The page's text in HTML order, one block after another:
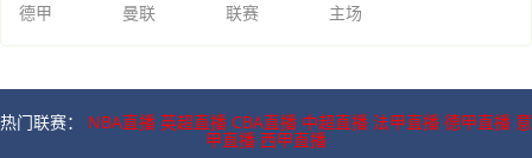
德甲
曼联 联赛 主场
热门联赛： NBA直播 英超直播 CBA直播 中超直播 法甲直播 德甲直播 意
甲直播 西甲直播